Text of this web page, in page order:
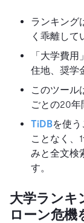
ランキング
く乖離して
「大学費
住地、奨学
このツール
ごとの20年
TiDBを使
ことなく、
みと全文検
す。
大学ランキ
ローン危機